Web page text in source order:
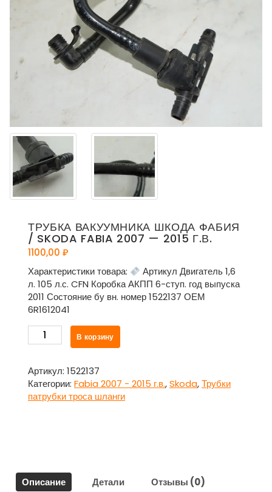
ТРУБКА ВАКУУМНИКА ШКОДА ФАБИЯ
/ SKODA FABIA 2007 — 2015 Г.В.
1100,00 ₽
Характеристики товара:
Артикул Двигатель 1,6
л. 105 л.с. CFN Коробка АКПП 6-ступ. год выпуска
2011 Состояние бу вн. номер 1522137 ОЕМ
6R1612041
Количество
товара
вакуумника
Шкода
Фабия
2015
г.в.
В корзину
Артикул: 1522137
Категории: Fabia 2007 - 2015 г.в.,Skoda,Трубки
патрубки троса шланги
Описание Детали Отзывы (0)